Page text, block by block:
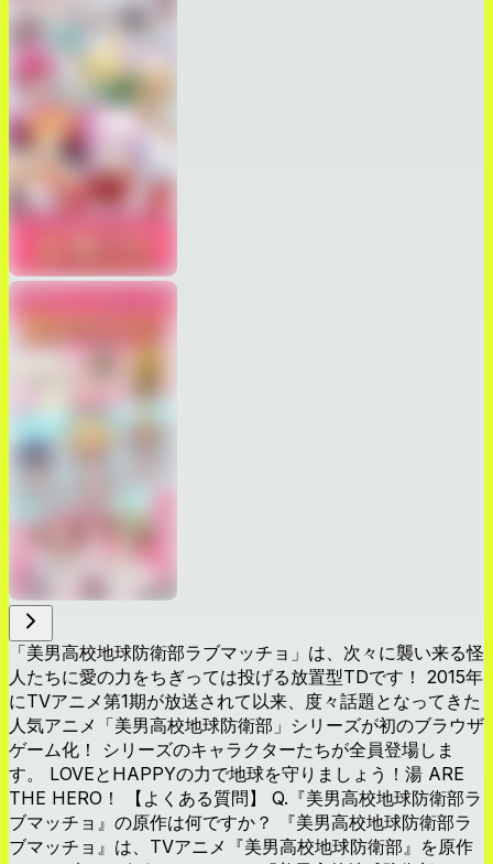
「美男高校地球防衛部ラブマッチョ」は、次々に襲い来る怪
人たちに愛の力をちぎっては投げる放置型TDです！ 2015年
にTVアニメ第1期が放送されて以来、度々話題となってきた
人気アニメ「美男高校地球防衛部」シリーズが初のブラウザ
ゲーム化！ シリーズのキャラクターたちが全員登場しま
す。 LOVEとHAPPYの力で地球を守りましょう！湯 ARE
THE HERO！ 【よくある質問】 Q.『美男高校地球防衛部ラ
ブマッチョ』の原作は何ですか？ 『美男高校地球防衛部ラ
ブマッチョ』は、TVアニメ『美男高校地球防衛部』を原作